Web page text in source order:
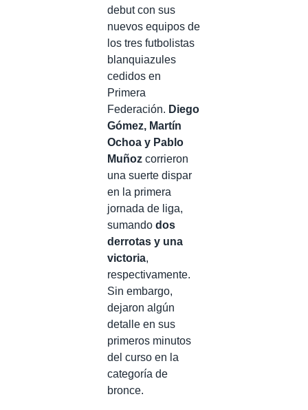
debut con sus
nuevos equipos de
los tres futbolistas
blanquiazules
cedidos en
Primera
Federación. Diego
Gómez, Martín
Ochoa y Pablo
Muñoz corrieron
una suerte dispar
en la primera
jornada de liga,
sumando dos
derrotas y una
victoria,
respectivamente.
Sin embargo,
dejaron algún
detalle en sus
primeros minutos
del curso en la
categoría de
bronce.